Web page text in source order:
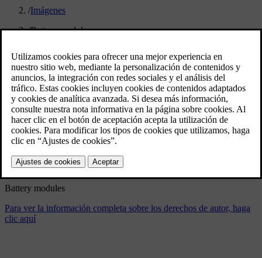
/Imágenes
/Battery modules
Battery modules
3/12/2024
Marcador
Compartir
Descargar
Battery modules
Para ver la información completa sobre los derechos de autor, haga
clic aquí